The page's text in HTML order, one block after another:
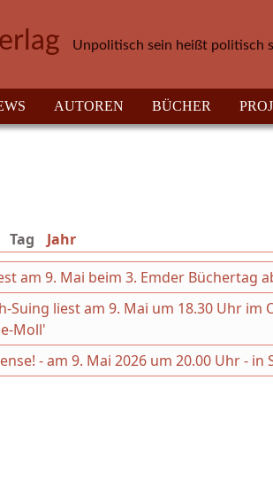
Unpolitisch sein heißt politisch
AUTOREN BÜCHER
Tag (aktiver Reiter)
Jahr
am 9. Mai beim 3. Emder Büchertag
Suing liest am 9. Mai um 18.30 Uhr
Moll'
- am 9. Mai 2026 um 20.00 Uhr -